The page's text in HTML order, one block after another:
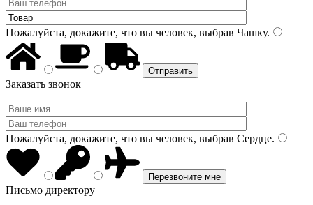
Пожалуйста, докажите, что вы человек, выбрав Чашку.
Заказать звонок
Пожалуйста, докажите, что вы человек, выбрав Сердце.
Письмо директору